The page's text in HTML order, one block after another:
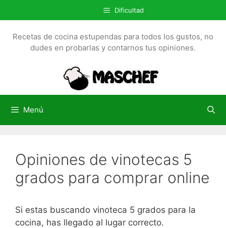
a
l
Dificultad
Recetas de cocina estupendas para todos los gustos, no
dudes en probarlas y contarnos tus opiniones.
Menú
Opiniones de vinotecas 5
grados para comprar online
Si estas buscando vinoteca 5 grados para la
cocina, has llegado al lugar correcto.